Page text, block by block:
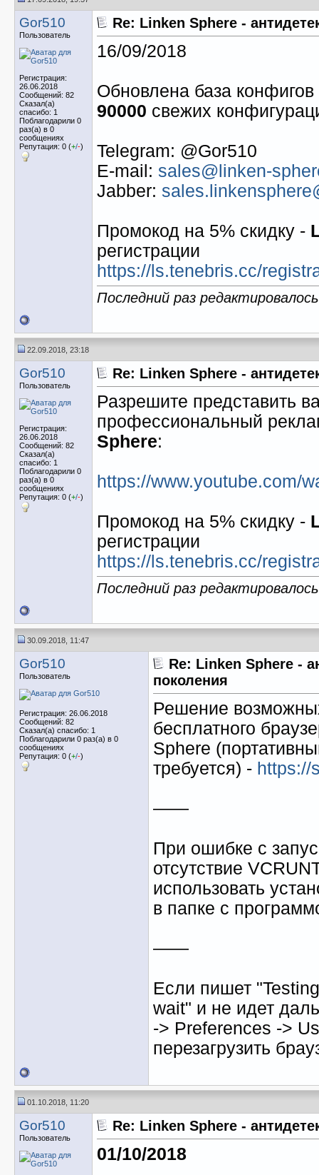
Gor510
Пользователь
Регистрация:
26.06.2018
Сообщений: 82
Сказал(а)
спасибо: 1
Поблагодарили 0
раз(а) в 0
сообщениях
Репутация: 0 (+/-)
Re: Linken Sphere -
16/09/2018
Обновлена база
90000 свежих
Telegram: @Gor510
E-mail: sales@linken-
Jabber:
Промокод на 5% скидку -
регистрации
https://ls.tenebris.cc/
Последний раз
22.09.2018, 23:18
Gor510
Пользователь
Регистрация:
26.06.2018
Сообщений: 82
Сказал(а)
спасибо: 1
Поблагодарили 0
раз(а) в 0
сообщениях
Репутация: 0 (+/-)
Re: Linken Sphere -
Разрешите представить
профессиональный
Sphere:
https://www.youtube.com/
Промокод на 5% скидку -
регистрации
https://ls.tenebris.cc/
Последний раз
30.09.2018, 11:47
Gor510
Пользователь
Регистрация: 26.06.2018
Сообщений: 82
Сказал(а) спасибо: 1
Поблагодарили 0 раз(а) в 0
сообщениях
Репутация: 0 (+/-)
Re: Linken Sphere -
поколения
Решение
бесплатного
Sphere
требуется) - https://
——
При ошибке с
отсутствие
использовать
в папке с
——
Если пишет
wait" и не идет
-> Preferences ->
перезагрузить
01.10.2018, 11:20
Gor510
Пользователь
Re: Linken Sphere -
01/10/2018